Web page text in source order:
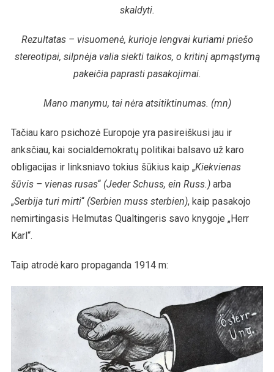
skaldyti.
Rezultatas – visuomenė, kurioje lengvai kuriami priešo
stereotipai, silpnėja valia siekti taikos, o kritinį apmąstymą
pakeičia paprasti pasakojimai.
Mano manymu, tai nėra atsitiktinumas. (mn)
Tačiau karo psichozė Europoje yra pasireiškusi jau ir
anksčiau, kai socialdemokratų politikai balsavo už karo
obligacijas ir linksniavo tokius šūkius kaip „Kiekvienas
šūvis – vienas rusas“ (Jeder Schuss, ein Russ.) arba
„Serbija turi mirti“ (Serbien muss sterbien), kaip pasakojo
nemirtingasis Helmutas Qualtingeris savo knygoje „Herr
Karl“.
Taip atrodė karo propaganda 1914 m: